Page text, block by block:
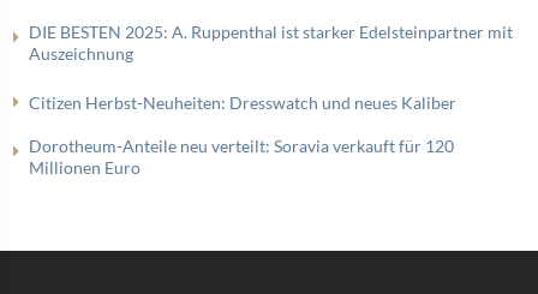
DIE BESTEN 2025: A. Ruppenthal ist starker Edelsteinpartner mit
Auszeichnung
Citizen Herbst-Neuheiten: Dresswatch und neues Kaliber
Dorotheum-Anteile neu verteilt: Soravia verkauft für 120
Millionen Euro